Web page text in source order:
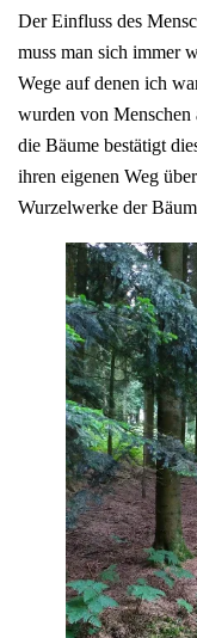
Der Einfluss des
muss man sich immer
Wege auf denen ich
wurden von
die Bäume bestätigt
ihren eigenen Weg
Wurzelwerke der